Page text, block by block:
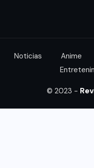
Noticias Anime
© 2023 -